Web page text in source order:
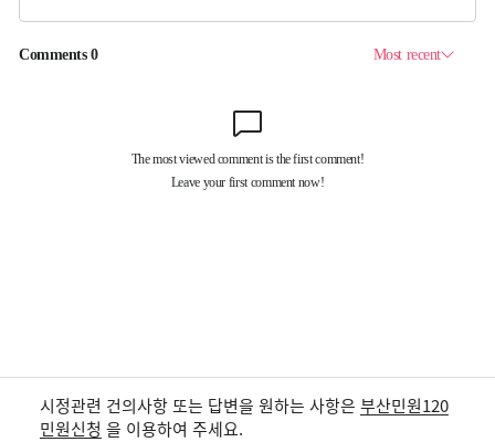
시정관련 건의사항 또는 답변을 원하는 사항은 부산민원120
민원신청 을 이용하여 주세요.